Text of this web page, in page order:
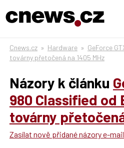
Cnews.cz » Hardware » GeForce
továrny přetočená na 1405 MHz
Názory k článku
980 Classified od
továrny
Zasílat nově přidané názory e-